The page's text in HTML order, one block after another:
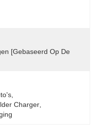
[gebaseerd Op De
Charger